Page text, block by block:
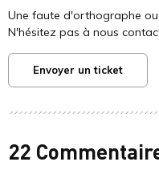
Une faute d'orthographe ou
N'hésitez pas à nous
Envoyer un ticket
22